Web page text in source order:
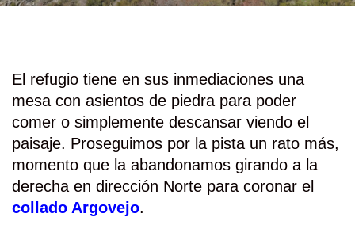
El refugio tiene en sus inmediaciones una
mesa con asientos de piedra para poder
comer o simplemente descansar viendo el
paisaje. Proseguimos por la pista un rato más,
momento que la abandonamos girando a la
derecha en dirección Norte para coronar el
collado Argovejo.